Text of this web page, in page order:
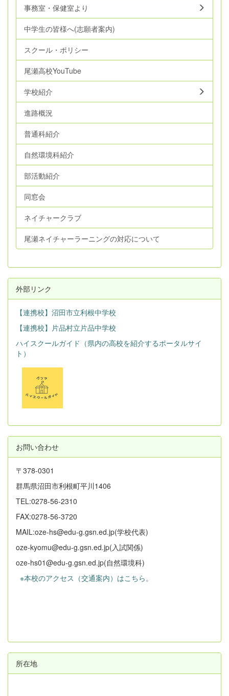
事務室・保健室より
中学生の皆様へ(志願者案内)
スクール・ポリシー
尾瀬高校YouTube
学校紹介
進路概況
普通科紹介
自然環境科紹介
部活動紹介
同窓会
ネイチャークラブ
尾瀬ネイチャーラーニングの対応について
外部リンク
【連携校】沼田市立利根中学校
【連携校】片品村立片品中学校
ハイスクールガイド（県内の高校を紹介するポータルサイ
ト）
お問い合わせ
〒378-0301
群馬県沼田市利根町平川1406
TEL:0278-56-2310
FAX:0278-56-3720
MAIL:oze-hs@edu-g.gsn.ed.jp(学校代表)
oze-kyomu@edu-g.gsn.ed.jp(入試関係)
oze-hs01@edu-g.gsn.ed.jp(自然環境科)
※本校のアクセス（交通案内）はこちら。
所在地